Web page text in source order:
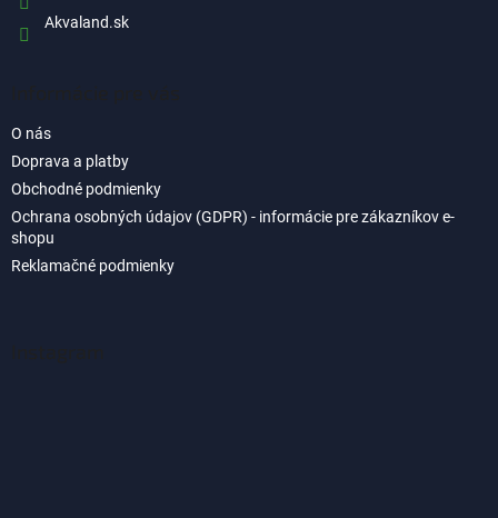
Akvaland.sk
O nás
Doprava a platby
Obchodné podmienky
Ochrana osobných údajov (GDPR) - informácie pre zákazníkov e-
shopu
Reklamačné podmienky